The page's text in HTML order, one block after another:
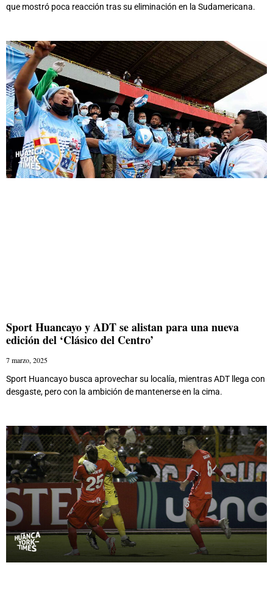
que mostró poca reacción tras su eliminación en la Sudamericana.
Sport Huancayo y ADT se alistan para una nueva
edición del ‘Clásico del Centro’
7 marzo, 2025
Sport Huancayo busca aprovechar su localía, mientras ADT llega con
desgaste, pero con la ambición de mantenerse en la cima.